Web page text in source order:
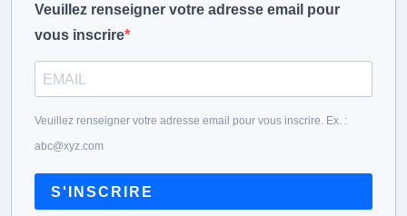
Veuillez renseigner votre adresse email pour
vous inscrire
Veuillez renseigner votre adresse email pour vous inscrire. Ex. :
abc@xyz.com
S'INSCRIRE